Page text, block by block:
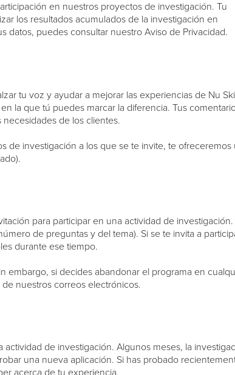
en nuestros proyectos de investigación. Tu
los resultados acumulados de la investigación en
datos, puedes consultar nuestro Aviso de Privacidad.
tu voz y ayudar a mejorar las experiencias de Nu
la que tú puedes marcar la diferencia. Tus
de los clientes.
de investigación a los que se te invite, te ofreceremos
para participar en una actividad de investigación.
de preguntas y del tema). Si se te invita a
durante ese tiempo.
embargo, si decides abandonar el programa en
nuestros correos electrónicos.
de investigación. Algunos meses, la
una nueva aplicación. Si has probado
acerca de tu experiencia.